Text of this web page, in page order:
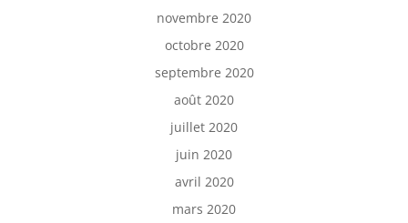
novembre 2020
octobre 2020
septembre 2020
août 2020
juillet 2020
juin 2020
avril 2020
mars 2020